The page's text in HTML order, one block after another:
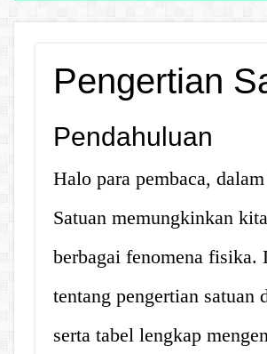
Pengertian
Pendahuluan
Halo para pembaca,
Satuan memungkinkan
berbagai fenomena
tentang pengertian satuan
serta tabel lengkap